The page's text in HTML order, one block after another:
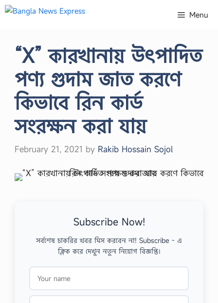
Skip
Menu
“X” কারখানায় উৎপাদিত
পণ্য গুদাম জাত করণে
কিভাবে রিন কার্ড
সংরক্ষন করা যায়
February 21, 2021 by Rakib Hossain Sojol
Subscribe Now!
সর্বশেষ চাকরির খবর মিস করবেন না! Subscribe - এ
ক্লিক করে দেখুন নতুন নিয়োগ বিজ্ঞপ্তি।